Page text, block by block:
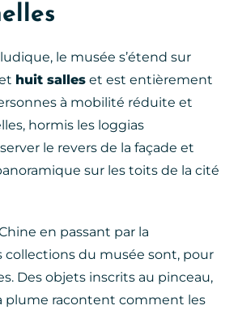
le musée s’étend sur
huit salles et est entièrement
à mobilité réduite et
hormis les loggias
le revers de la façade et
sur les toits de la cité
en passant par la
collections du musée sont, pour
Des objets inscrits au pinceau,
plume racontent comment les